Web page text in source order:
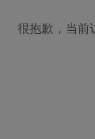
很抱歉，当前